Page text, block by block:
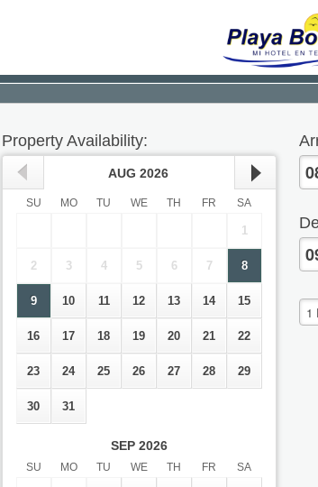
Property Availability:
AUG 2026
SU MO TU WE TH FR SA
1
2 3 4 5 6 7 8
9 10 11 12 13 14 15
16 17 18 19 20 21 22
23 24 25 26 27 28 29
30 31
SEP2026
SU MO TU WE TH FR SA